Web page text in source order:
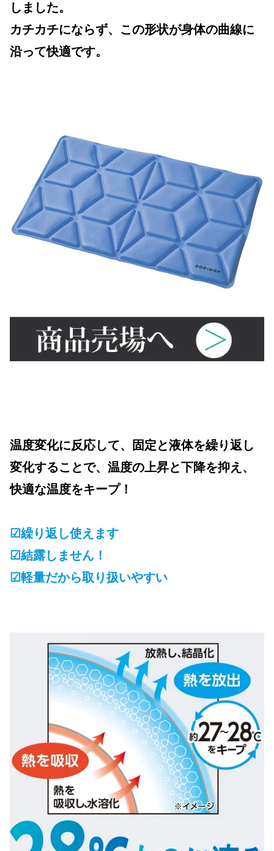
しました。
カチカチにならず、この形状が身体の曲線に
沿って快適です。
温度変化に反応して、固定と液体を繰り返し
変化することで、温度の上昇と下降を抑え、
快適な温度をキープ！
☑繰り返し使えます
☑結露しません！
☑軽量だから取り扱いやすい